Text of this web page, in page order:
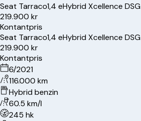
Seat Tarraco1,4 eHybrid Xcellence DSG
219.900 kr
Kontantpris
Seat Tarraco1,4 eHybrid Xcellence DSG
219.900 kr
Kontantpris
6/2021
116.000 km
Hybrid benzin
60.5 km/l
245 hk